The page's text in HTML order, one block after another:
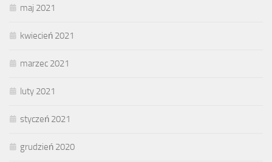
maj 2021
kwiecień 2021
marzec 2021
luty 2021
styczeń 2021
grudzień 2020